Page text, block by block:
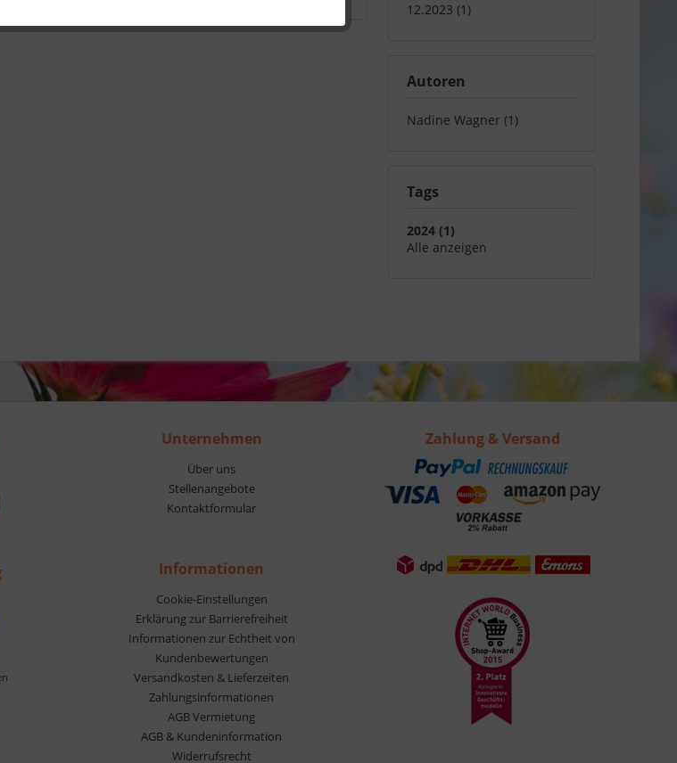
12.2023 (1)
Autoren
Nadine Wagner (1)
Tags
2024 (1)
Alle anzeigen
Unternehmen
Über uns
Stellenangebote
Kontaktformular
Informationen
Cookie-Einstellungen
Erklärung zur Barrierefreiheit
Informationen zur Echtheit von
Kundenbewertungen
Versandkosten & Lieferzeiten
Zahlungsinformationen
AGB Vermietung
AGB & Kundeninformation
Widerrufsrecht
Zahlung & Versand